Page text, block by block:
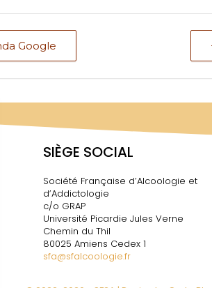
Google
SIÈGE SOCIAL
Société Française d’Alcoologie et
d’Addictologie
c/o GRAP
Université Picardie Jules Verne
Chemin du Thil
80025 Amiens Cedex 1
sfa@sfalcoologie.fr